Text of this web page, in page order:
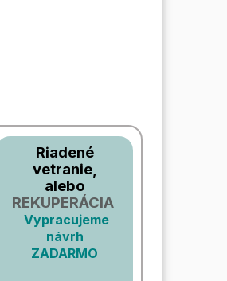
Riadené
vetranie,
alebo
REKUPERÁCIA
Vypracujeme
návrh
ZADARMO